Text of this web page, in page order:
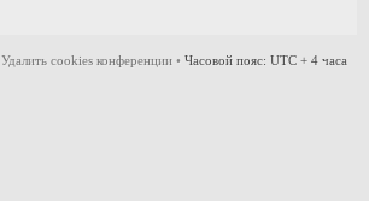
Удалить cookies конференции • Часовой пояс: UTC + 4 часа